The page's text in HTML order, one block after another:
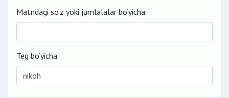
Matndagi so‘z yoki jumlalalar bo‘yicha
Teg bo‘yicha